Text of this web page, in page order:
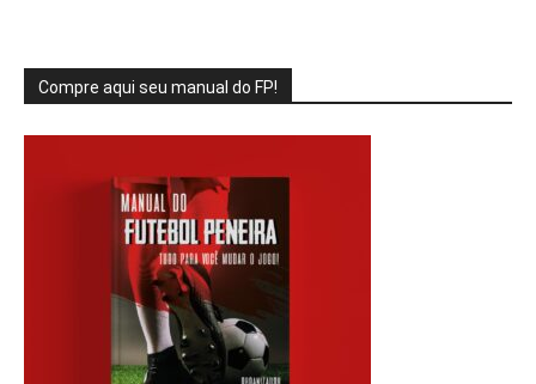
Compre aqui seu manual do FP!